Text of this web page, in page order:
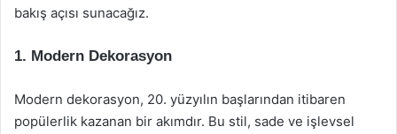
bakış açısı sunacağız.
1. Modern Dekorasyon
Modern dekorasyon, 20. yüzyılın başlarından itibaren
popülerlik kazanan bir akımdır. Bu stil, sade ve işlevsel